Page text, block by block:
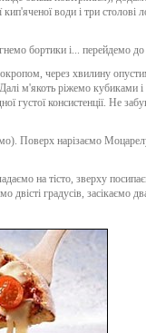
кип'яченої води і три столові
бортики і... перейдемо
окропом, через хвилину
м'якоть ріжемо кубиками
густої консистенції. Не
Поверх нарізаємо
на тісто, зверху
градусів, засікаємо